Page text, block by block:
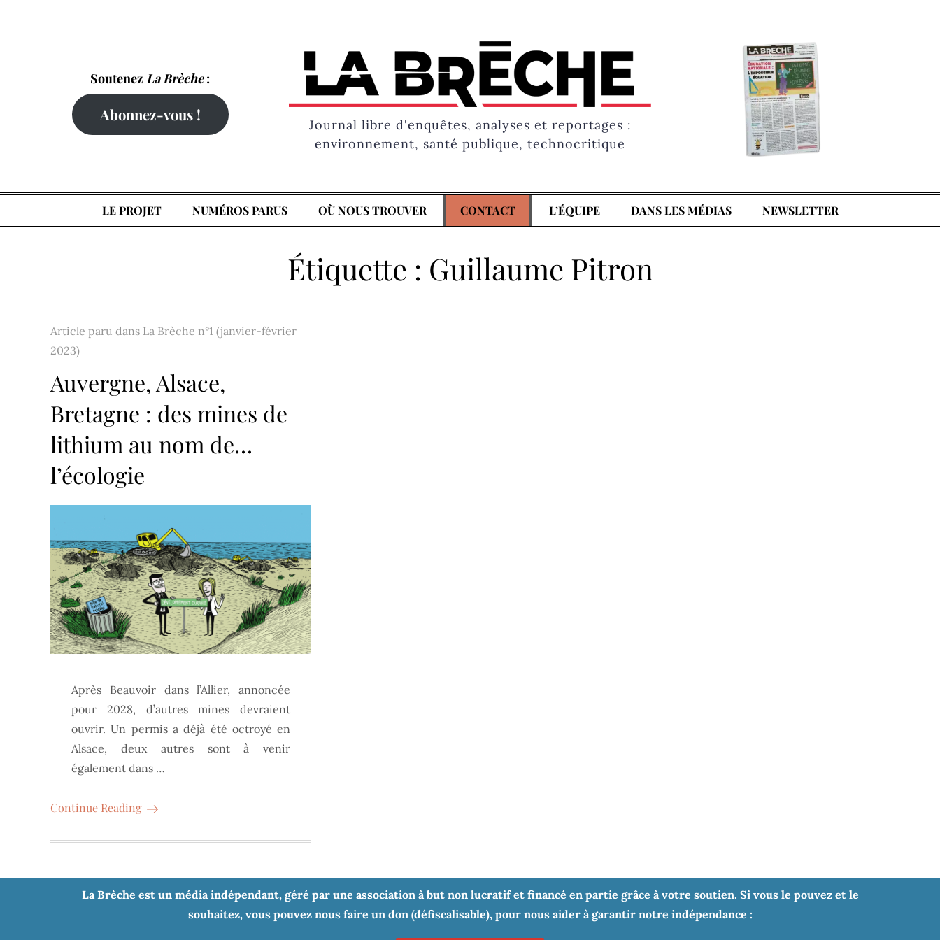
Soutenez La Brèche:
Abonnez-vous !
Journal libre d'enquêtes, analyses et reportages :
environnement, santé publique, technocritique
LE PROJET NUMÉROS PARUS OÙ NOUS TROUVER CONTACT L’ÉQUIPE DANS LES MÉDIAS NEWSLETTER
Étiquette : Guillaume Pitron
Article paru dans La Brèche n°1 (janvier-février
2023)
Auvergne, Alsace,
Bretagne : des mines de
lithium au nom de…
l’écologie
Après Beauvoir dans l’Allier, annoncée
pour 2028, d’autres mines devraient
ouvrir. Un permis a déjà été octroyé en
Alsace, deux autres sont à venir
également dans …
Continue Reading
La Brèche est un média indépendant, géré par une association à but non lucratif et financé en partie grâce à votre soutien. Si vous le pouvez et le
souhaitez, vous pouvez nous faire un don (défiscalisable), pour nous aider à garantir notre indépendance :